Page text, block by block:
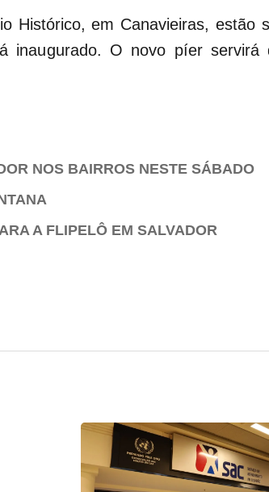
Histórico, em Canavieiras, estão
inaugurado. O novo píer servirá
NOS BAIRROS NESTE SÁBADO
A FLIPELÔ EM SALVADOR